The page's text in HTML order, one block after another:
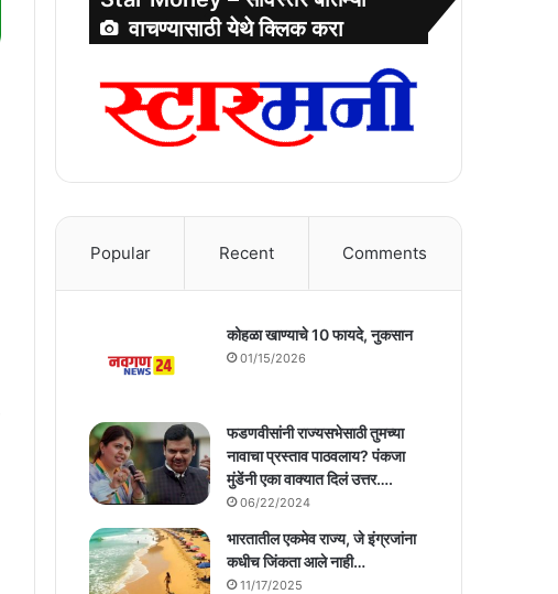
वाचण्यासाठी येथे क्लिक करा
Popular Recent Comments
कोहळा खाण्याचे 10 फायदे, नुकसान
01/15/2026
फडणवीसांनी राज्यसभेसाठी तुमच्या
नावाचा प्रस्ताव पाठवलाय? पंकजा
मुंडेंनी एका वाक्यात दिलं उत्तर….
06/22/2024
भारतातील एकमेव राज्य, जे इंग्रजांना
कधीच जिंकता आले नाही…
11/17/2025